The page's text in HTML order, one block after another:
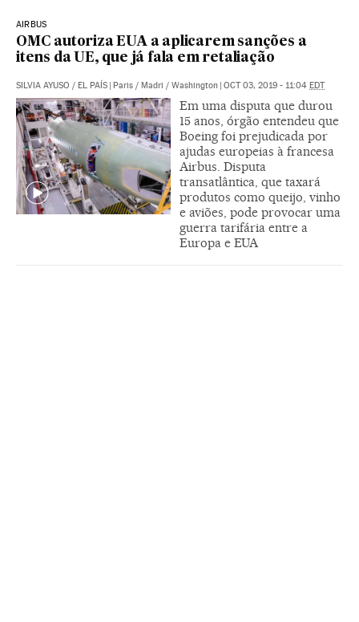
AIRBUS
OMC autoriza EUA a aplicarem sanções a
itens da UE, que já fala em retaliação
SILVIA AYUSO / EL PAÍS Paris / Madri / Washington OCT 03, 2019 - 11:04 EDT
Em uma disputa que durou
15 anos, órgão entendeu que
Boeing foi prejudicada por
ajudas europeias à francesa
Airbus. Disputa
transatlântica, que taxará
produtos como queijo, vinho
e aviões, pode provocar uma
guerra tarifária entre a
Europa e EUA